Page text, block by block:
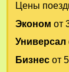
Цены
Эконом от
Универсал
Бизнесот